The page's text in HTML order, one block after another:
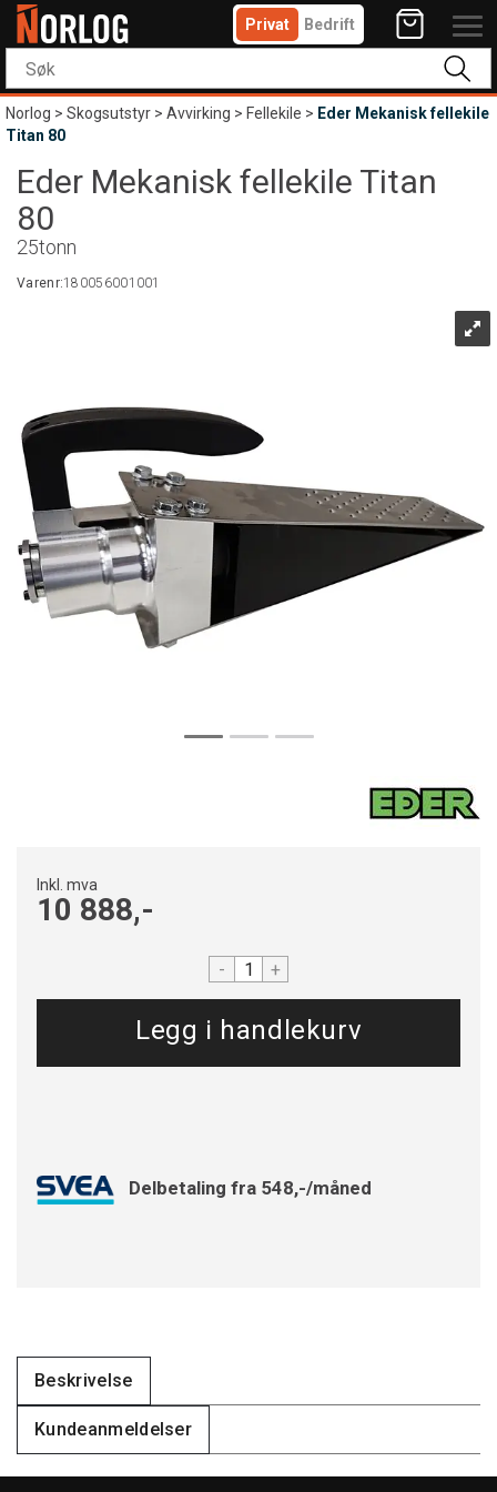
Privat Bedrift
Norlog>Skogsutstyr>Avvirking>Fellekile> Eder Mekanisk fellekile
Titan 80
Eder Mekanisk fellekile Titan
80
25tonn
Varenr:180056001001
Inkl. mva
10 888,-
- +
Delbetaling fra 548,-/måned
Beskrivelse
Kundeanmeldelser